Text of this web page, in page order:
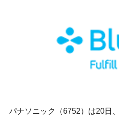
パナソニック（6752）は20日